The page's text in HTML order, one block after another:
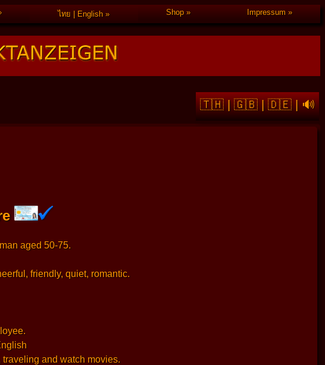
ไทย | English Shop Impressum
🇹🇭|🇬🇧|🇩🇪|🔊
aged 50-75.
friendly, quiet, romantic.
and watch movies.